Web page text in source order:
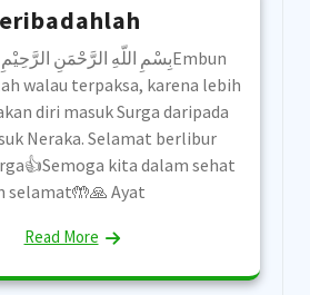
walau terpaksa, karena lebih
diri masuk Surga daripada
Neraka. Selamat berlibur
kita dalam sehat
selamat🤲🙏 Ayat
Read More